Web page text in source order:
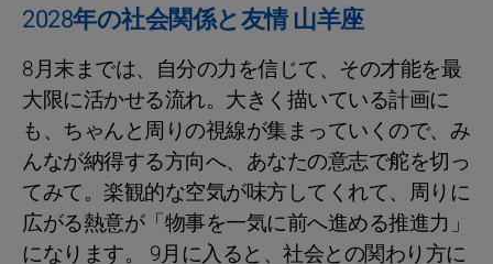
2028年の社会関係と友情 山羊座
8月末までは、自分の力を信じて、その才能を最
大限に活かせる流れ。大きく描いている計画に
も、ちゃんと周りの視線が集まっていくので、み
んなが納得する方向へ、あなたの意志で舵を切っ
てみて。楽観的な空気が味方してくれて、周りに
広がる熱意が「物事を一気に前へ進める推進力」
になります。 9月に入ると、社会との関わり方に